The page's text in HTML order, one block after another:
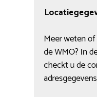
Meer weten
de WMO? In
checkt u de